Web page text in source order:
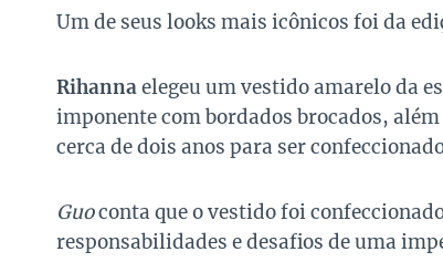
Um de seus looks mais icônicos foi da
Rihannaelegeu um vestido amarelo da
imponente com bordados brocados,
cerca de dois anos para ser
Guoconta que o vestido foi
responsabilidades e desafios de uma